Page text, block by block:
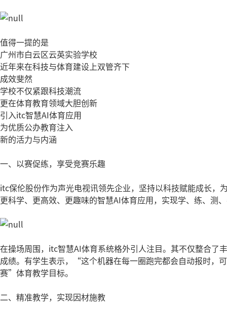
值得一提的是
广州市白云区云英实验学校
近年来在科技与体育建设上双管齐下
成效斐然
学校不仅紧跟科技潮流
更在体育教育领域大胆创新
引入itc智慧AI体育应用
为优质公办教育注入
新的活力与内涵
一、以赛促练，享受竞赛乐趣
itc保伦股份作为声光电视讯领先企业，坚持以科技赋能成长，
更科学、更高效、更趣味的智慧AI体育应用，实现学、练、测
在操场周围，itc智慧AI体育系统格外引人注目。其不仅整合了
成绩。有学生表示，“这个机器在每一圈跑完都会自动报时，
赛”体育教学目标。
二、精准教学，实现因材施教